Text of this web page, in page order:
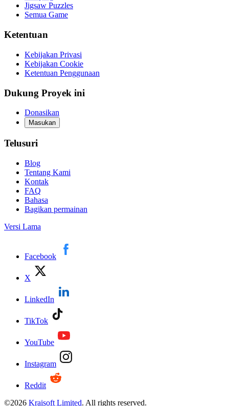
Jigsaw Puzzles
Semua Game
Ketentuan
Kebijakan Privasi
Kebijakan Cookie
Ketentuan Penggunaan
Dukung Proyek ini
Donasikan
Masukan
Telusuri
Blog
Tentang Kami
Kontak
FAQ
Bahasa
Bagikan permainan
Versi Lama
Facebook
X
LinkedIn
TikTok
YouTube
Instagram
Reddit
©2026 Kraisoft Limited. All rights reserved.